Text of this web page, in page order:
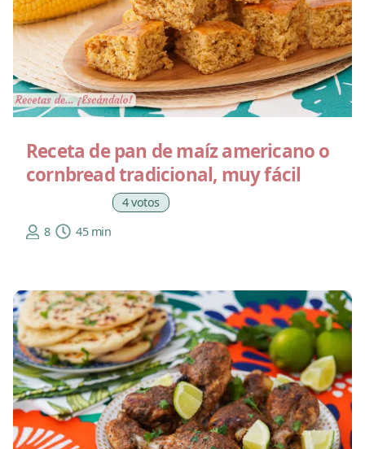
Receta de pan de maíz americano o
cornbread tradicional, muy fácil
4 votos
8
45 min